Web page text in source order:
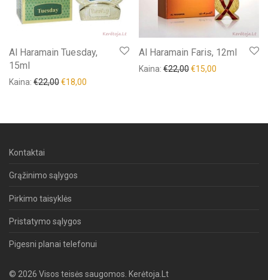
Al Haramain Tuesday,
15ml
Kaina: €22,00€18,00
Al Haramain Faris, 12ml
Kaina: €22,00€15,00
Kontaktai
Grąžinimo sąlygos
Pirkimo taisyklės
Pristatymo sąlygos
Pigesni planai telefonui
© 2026 Visos teisės saugomos. Kerėtoja.Lt